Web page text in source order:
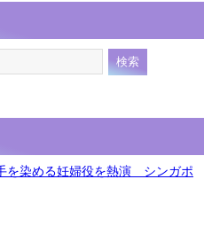
を染める妊婦役を熱演 シンガポ